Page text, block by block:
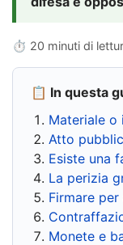
⏱ 20 minuti di
📋 In questa
Materiale o
Atto
Esiste una
La perizia
Firmare
Monete e